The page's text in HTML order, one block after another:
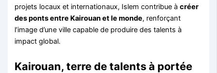
projets locaux et internationaux, Islem contribue àcréer
des ponts entre Kairouan et le monde, renforçant
l’image d’une ville capable de produire des talents à
impact global.
Kairouan, terre de talents à portée